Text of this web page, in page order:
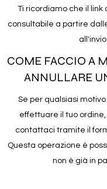
Ti ricordiamo che il link
consultabile a partire
all'invio.
COME FACCIO A
ANNULLARE
Se per qualsiasi
effettuare il tuo
contattaci tramite il
Questa operazione è
non è già in